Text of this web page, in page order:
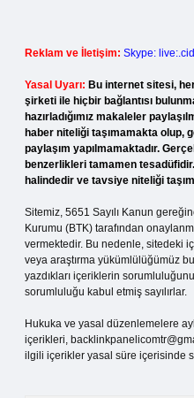
Reklam ve İletişim: Skype:
Yasal Uyarı: Bu internet sitesi,
şirketi ile hiçbir bağlantısı
hazırladığımız makaleler
haber niteliği taşımamakta olup,
paylaşım yapılmamaktadır.
benzerlikleri tamamen
halindedir ve tavsiye niteliği
Sitemiz, 5651 Sayılı Kanun
Kurumu (BTK) tarafından
vermektedir. Bu nedenle, sitedeki
veya araştırma yükümlülüğümüz
yazdıkları içeriklerin
sorumluluğu kabul etmiş sayılırlar.
Hukuka ve yasal düzenlemelere
içerikleri,
ilgili içerikler yasal süre içerisinde